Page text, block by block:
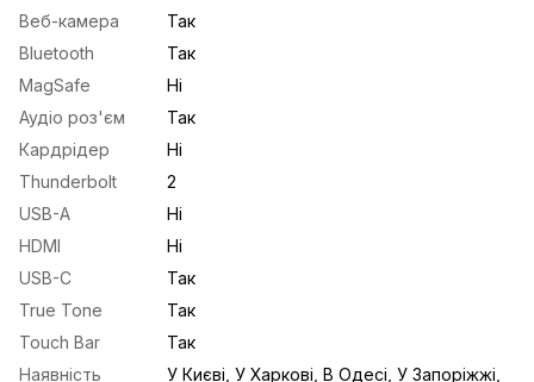
Веб-камера
Так
Bluetooth
Так
MagSafe
Ні
Аудіо роз'єм
Так
Кардрідер
Ні
Thunderbolt
2
USB-A
Ні
HDMI
Ні
USB-С
Так
True Tone
Так
Touch Bar
Так
Наявність
У Києві, У Харкові, В Одесі, У Запоріжжі,